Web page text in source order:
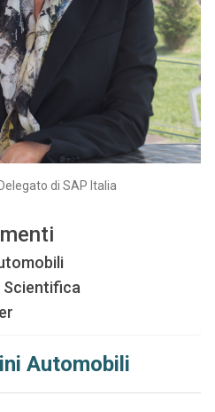
di SAP Italia
Scientifica
Automobili